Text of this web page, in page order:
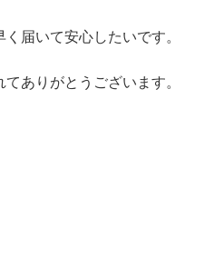
届いて安心したいです。
ありがとうございます。